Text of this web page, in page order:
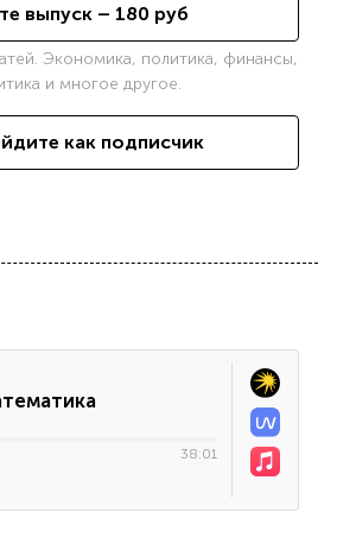
выпуск – 180 руб
Экономика, политика, финансы,
и многое другое.
как подписчик
38:01